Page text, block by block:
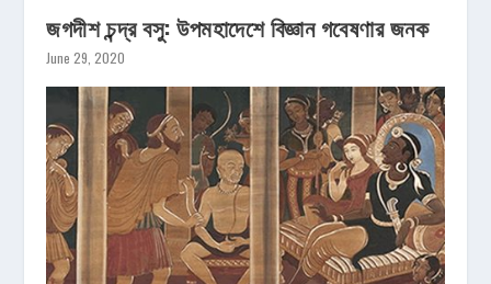
জগদীশ চন্দ্র বসু: উপমহাদেশে বিজ্ঞান গবেষণার জনক
June 29, 2020